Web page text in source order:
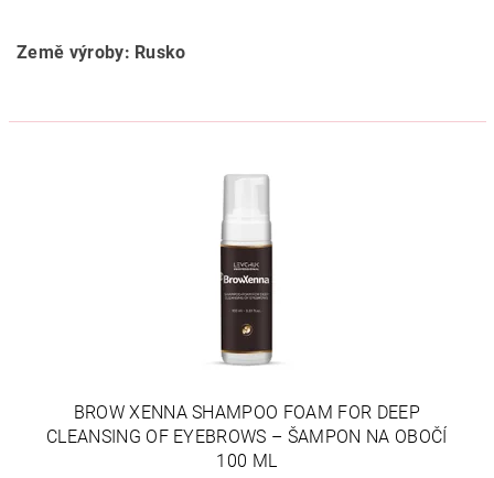
Země výroby: Rusko
BROW XENNA SHAMPOO FOAM FOR DEEP
CLEANSING OF EYEBROWS – ŠAMPON NA OBOČÍ
100 ML